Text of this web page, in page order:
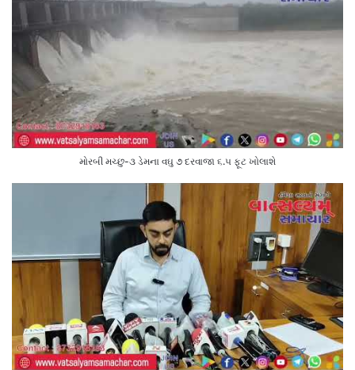
મોરબી મચ્છુ-૩ ડેમના વઘુ ૭ દરવાજા ૬.૫ ફૂટ ખોલાશે